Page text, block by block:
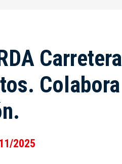
Carretera
Colabora
2025